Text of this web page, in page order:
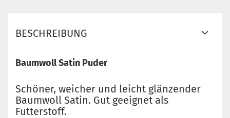
BESCHREIBUNG
Baumwoll Satin Puder
Schöner, weicher und leicht glänzender
Baumwoll Satin. Gut geeignet als
Futterstoff.